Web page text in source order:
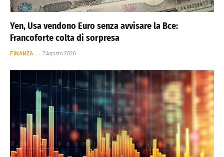
Yen, Usa vendono Euro senza avvisare la Bce:
Francoforte colta di sorpresa
FINANZA 7 Agosto 2026